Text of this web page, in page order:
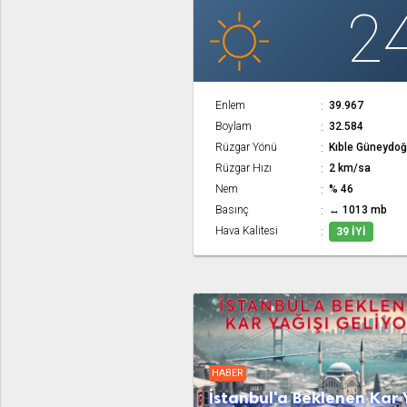
Enlem
39.967
Boylam
32.584
Rüzgar Yönü
Kıble
Rüzgar Hızı
2 km/sa
Nem
% 46
Basınç
↔ 1013 mb
Hava Kalitesi
39 İYI
HABER
İstanbul'a Beklenen Kar